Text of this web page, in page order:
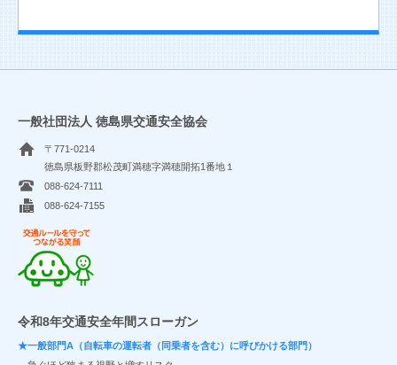
一般社団法人 徳島県交通安全協会
〒771-0214
徳島県板野郡松茂町満穂字満穂開拓1番地１
088-624-7111
088-624-7155
令和8年交通安全年間スローガン
★一般部門A（自転車の運転者（同乗者を含む）に呼びかける部門）